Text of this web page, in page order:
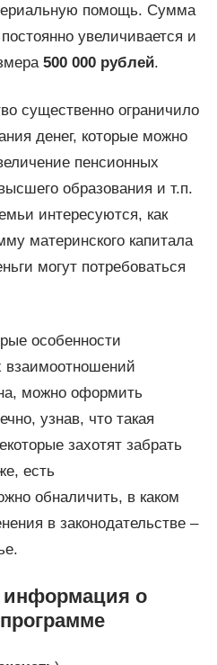
помощь. Сумма
увеличивается и
500 000 рублей.
существенно ограничило
денег, которые можно
пенсионных
образования и т.п.
интересуются, как
материнского капитала
могут потребоваться
особенности
взаимоотношений
можно оформить
узнав, что такая
захотят забрать
есть
обналичить, в каком
в законодательстве –
информация о